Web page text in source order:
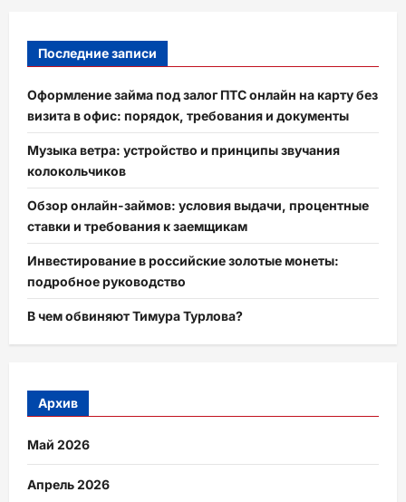
Последние записи
Оформление займа под залог ПТС онлайн на карту без
визита в офис: порядок, требования и документы
Музыка ветра: устройство и принципы звучания
колокольчиков
Обзор онлайн-займов: условия выдачи, процентные
ставки и требования к заемщикам
Инвестирование в российские золотые монеты:
подробное руководство
В чем обвиняют Тимура Турлова?
Архив
Май 2026
Апрель 2026